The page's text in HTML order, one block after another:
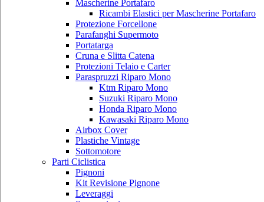
Mascherine Portafaro
Ricambi Elastici per Mascherine Portafaro
Protezione Forcellone
Parafanghi Supermoto
Portatarga
Cruna e Slitta Catena
Protezioni Telaio e Carter
Paraspruzzi Riparo Mono
Ktm Riparo Mono
Suzuki Riparo Mono
Honda Riparo Mono
Kawasaki Riparo Mono
Airbox Cover
Plastiche Vintage
Sottomotore
Parti Ciclistica
Pignoni
Kit Revisione Pignone
Leveraggi